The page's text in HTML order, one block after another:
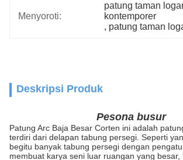
Menyoroti:
patung taman
kontemporer
, patung taman
Deskripsi Produk
Pesona busur
Patung Arc Baja Besar Corten ini adalah
terdiri dari delapan tabung persegi. Seperti
begitu banyak tabung persegi dengan
membuat karya seni luar ruangan yang besar,